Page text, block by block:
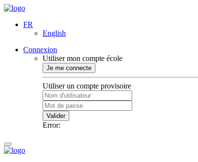
FR
English
Connexion
Utiliser mon compte école
Je me connecte
Utiliser un compte provisoire
Valider
Error: